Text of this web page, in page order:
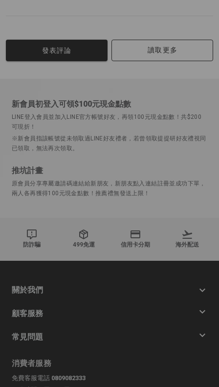
發表評論 讀取更多
新會員初登入可領$100元現金點數
LINE登入會員並加入LINE官方帳號好友，再領100元現金點數！共$200
可現折！
※新會員指該帳號從未領取過LINE好友禮者，若曾領取提提研好友禮視同
已領取，無法再次領取。
推坑計畫
原會員分享專屬邀請碼連結給新朋友，新朋友點入連結註冊並成功下單，
兩人各再獲得100元現金點數！推薦禮無發送上限！
防詐騙 499免運 信用卡分期 海外配送
關於我們
顧客服務
常見問題
消費者服務
免費客服電話 0809082333